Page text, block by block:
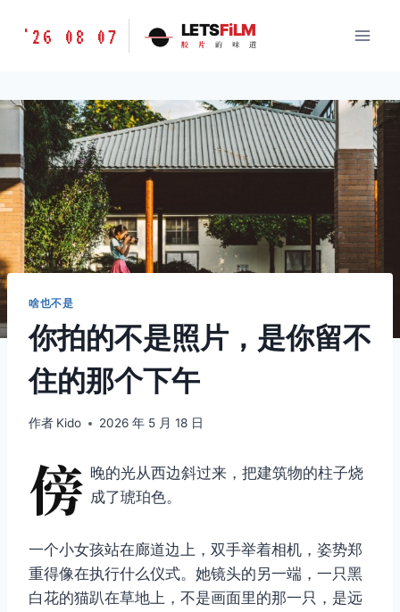
胶
味
道
LETSFILM
'26 08 07 LETSFiLM
胶 片 的 味 道
啥也不是
你拍的不是照片，是你留不
住的那个下午
作者 Kido 2026 年 5 月 18 日
傍 晚的光从西边斜过来，把建筑物的柱子烧
成了琥珀色。
一个小女孩站在廊道边上，双手举着相机，姿势郑
重得像在执行什么仪式。她镜头的另一端，一只黑
白花的猫趴在草地上，不是画面里的那一只，是远